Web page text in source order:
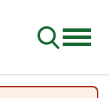
Go to